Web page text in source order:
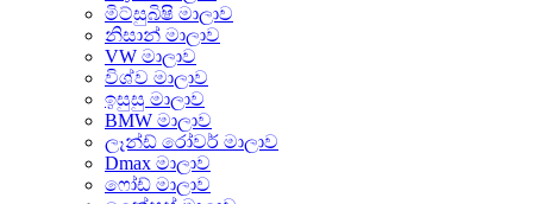
මිට්සුබිෂි මාලාව
නිසාන් මාලාව
VW මාලාව
විශ්ව මාලාව
ඉසුසු මාලාව
BMW මාලාව
ලෑන්ඩ් රෝවර් මාලාව
Dmax මාලාව
ෆෝඩ් මාලාව